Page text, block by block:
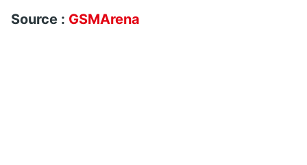
Source : GSMArena